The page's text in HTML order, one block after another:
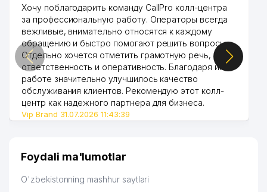
52 MERIDIAN TEMPO MChJ 311 м
53 PHARMALINE IMPEXTRADE MChJ 321 м
54 NAVBAXOR MAHALLA QO'MITASI 322 м
55 ART DECOMATIC MChJ 324 м
56
3-CHARH KAMOLON MAHALLA
330 м
DOKTOR-SERVIS MChJ
AGROBANK ATB O'ZBEKISTON
RESPUBLIKASI BOSH
Хочу поблагодарить команду CallPro колл-центра
за профессиональную работу. Операторы всегда
вежливые, внимательно относятся к каждому
обращению и быстро помогают решить вопросы.
Отдельно хочется отметить грамотную речь,
ответственность и оперативность. Благодаря их
работе значительно улучшилось качество
обслуживания клиентов. Рекомендую этот колл-
центр как надежного партнера для бизнеса.
Vip Brand 31.07.2026 11:43:39
Foydali ma'lumotlar
O'zbekistonning mashhur saytlari